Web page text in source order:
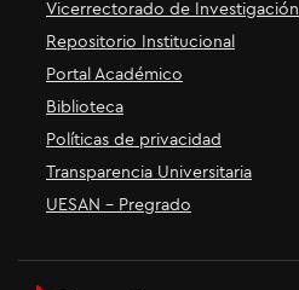
Vicerrectorado de Investigación
Repositorio Institucional
Portal Académico
Biblioteca
Políticas de privacidad
Transparencia Universitaria
UESAN - Pregrado